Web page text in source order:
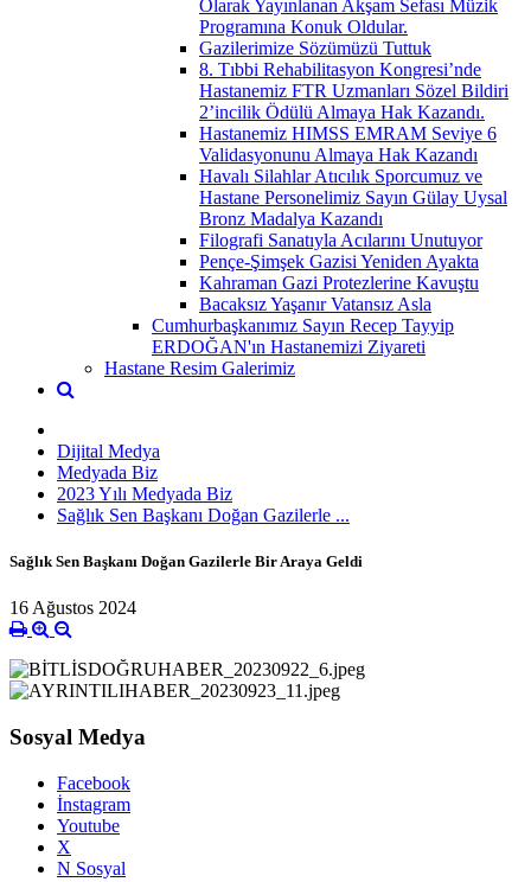
Olarak Yayınlanan Akşam Sefası Müzik
Programına Konuk Oldular.
Gazilerimize Sözümüzü Tuttuk
8. Tıbbi Rehabilitasyon Kongresi’nde
Hastanemiz FTR Uzmanları Sözel Bildiri
2’incilik Ödülü Almaya Hak Kazandı.
Hastanemiz HIMSS EMRAM Seviye 6
Validasyonunu Almaya Hak Kazandı
Havalı Silahlar Atıcılık Sporcumuz ve
Hastane Personelimiz Sayın Gülay Uysal
Bronz Madalya Kazandı
Filografi Sanatıyla Acılarını Unutuyor
Pençe-Şimşek Gazisi Yeniden Ayakta
Kahraman Gazi Protezlerine Kavuştu
Bacaksız Yaşanır Vatansız Asla
Cumhurbaşkanımız Sayın Recep Tayyip
ERDOĞAN'ın Hastanemizi Ziyareti
Hastane Resim Galerimiz
Dijital Medya
Medyada Biz
2023 Yılı Medyada Biz
Sağlık Sen Başkanı Doğan Gazilerle ...
Sağlık Sen Başkanı Doğan Gazilerle Bir Araya Geldi
16 Ağustos 2024
Sosyal Medya
Facebook
İnstagram
Youtube
X
N Sosyal